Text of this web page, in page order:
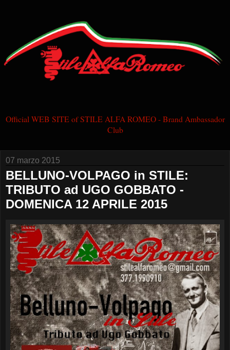
Official WEB SITE of STILE ALFA ROMEO - Brand Ambassador
Club
07 marzo 2015
BELLUNO-VOLPAGO in STILE:
TRIBUTO ad UGO GOBBATO -
DOMENICA 12 APRILE 2015